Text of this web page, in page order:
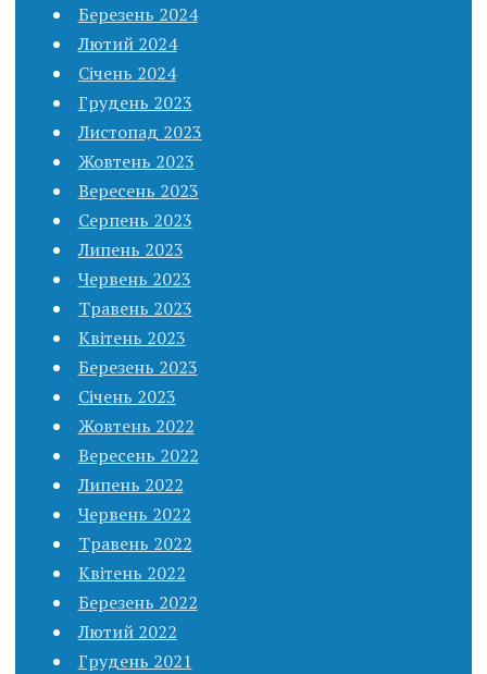
Березень 2024
Лютий 2024
Січень 2024
Грудень 2023
Листопад 2023
Жовтень 2023
Вересень 2023
Серпень 2023
Липень 2023
Червень 2023
Травень 2023
Квітень 2023
Березень 2023
Січень 2023
Жовтень 2022
Вересень 2022
Липень 2022
Червень 2022
Травень 2022
Квітень 2022
Березень 2022
Лютий 2022
Грудень 2021